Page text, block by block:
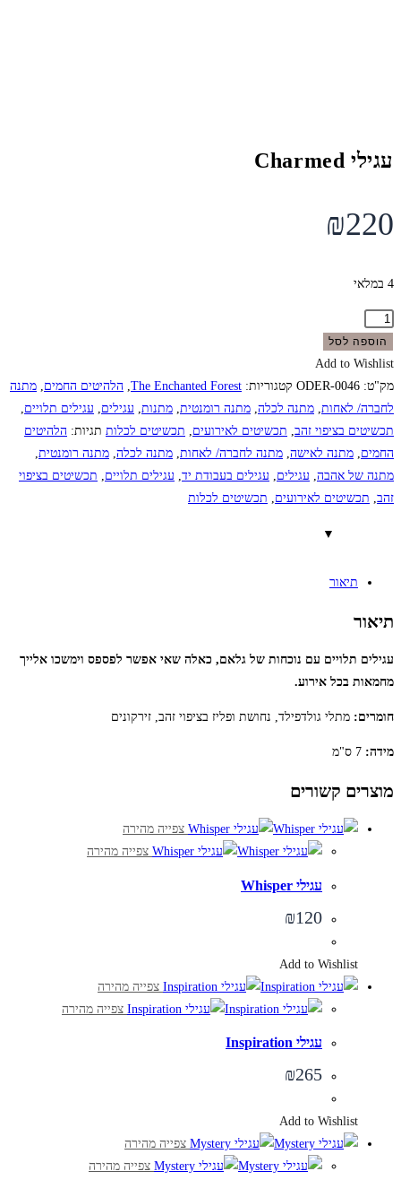
עגילי Charmed
₪220
4 במלאי
כמות
של
עגילי
Charmed
הוספה לסל
Add to Wishlist
מק"ט: ODER-0046 קטגוריות: The Enchanted Forest הלהיטים החמים מתנה
לחברה/ לאחות מתנה לכלה מתנה רומנטית מתנות עגילים עגילים תלויים
תכשיטים בציפוי זהב תכשיטים לאירועים תכשיטים לכלות תגיות: הלהיטים
החמים מתנה לאישה מתנה לחברה/ לאחות מתנה לכלה מתנה רומנטית
מתנה של אהבה עגילים עגילים בעבודת יד עגילים תלויים
תכשיטים בציפוי
זהב תכשיטים לאירועים תכשיטים לכלות
תיאור
תיאור
עגילים תלויים עם נוכחות של גלאם, כאלה שאי אפשר לפספס וימשכו אלייך
מחמאות בכל אירוע.
חומרים: מתלי גולדפילד, נחושת ופליז בציפוי זהב, זירקונים
מידה:
מוצרים קשורים
צפייה מהירה
צפייה מהירה
עגילי Whisper
₪120
Add to Wishlist
צפייה מהירה
צפייה מהירה
עגילי Inspiration
₪265
Add to Wishlist
צפייה מהירה
צפייה מהירה